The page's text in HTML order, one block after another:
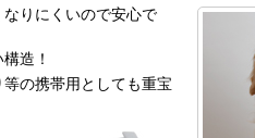
りにくいので安心で
造！
の携帯用としても重宝